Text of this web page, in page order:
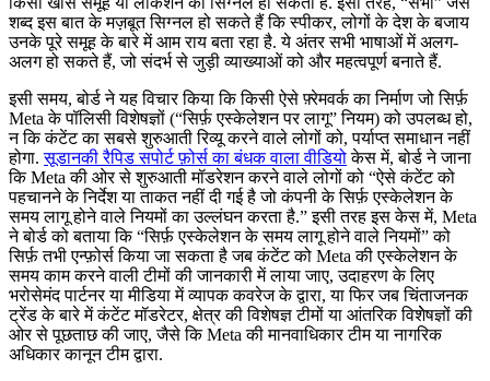
शब्द इस बात के मज़बूत सिग्नल हो सकते हैं कि स्पीकर, लोगों के देश के बजाय
उनके पूरे समूह के बारे में आम राय बता रहा है. ये अंतर सभी भाषाओं में अलग-
अलग हो सकते हैं, जो संदर्भ से जुड़ी व्याख्याओं को और महत्वपूर्ण बनाते हैं.
इसी समय, बोर्ड ने यह विचार किया कि किसी ऐसे फ़्रेमवर्क का निर्माण जो सिर्फ़
Meta के पॉलिसी विशेषज्ञों (“सिर्फ़ एस्केलेशन पर लागू” नियम) को उपलब्ध हो,
न कि कंटेंट का सबसे शुरुआती रिव्यू करने वाले लोगों को, पर्याप्त समाधान नहीं
होगा.सूडानकी रैपिड सपोर्ट फ़ोर्स का बंधक वाला वीडियोकेस में, बोर्ड ने जाना
कि Meta की ओर से शुरुआती मॉडरेशन करने वाले लोगों को “ऐसे कंटेंट को
पहचानने के निर्देश या ताकत नहीं दी गई है जो कंपनी के सिर्फ़ एस्केलेशन के
समय लागू होने वाले नियमों का उल्लंघन करता है.” इसी तरह इस केस में, Meta
ने बोर्ड को बताया कि “सिर्फ़ एस्केलेशन के समय लागू होने वाले नियमों” को
सिर्फ़ तभी एन्फ़ोर्स किया जा सकता है जब कंटेंट को Meta की एस्केलेशन के
समय काम करने वाली टीमों की जानकारी में लाया जाए, उदाहरण के लिए
भरोसेमंद पार्टनर या मीडिया में व्यापक कवरेज के द्वारा, या फिर जब चिंताजनक
ट्रेंड के बारे में कंटेंट मॉडरेटर, क्षेत्र की विशेषज्ञ टीमों या आंतरिक विशेेषज्ञों की
ओर से पूछताछ की जाए, जैसे कि Meta की मानवाधिकार टीम या नागरिक
अधिकार कानून टीम द्वारा.